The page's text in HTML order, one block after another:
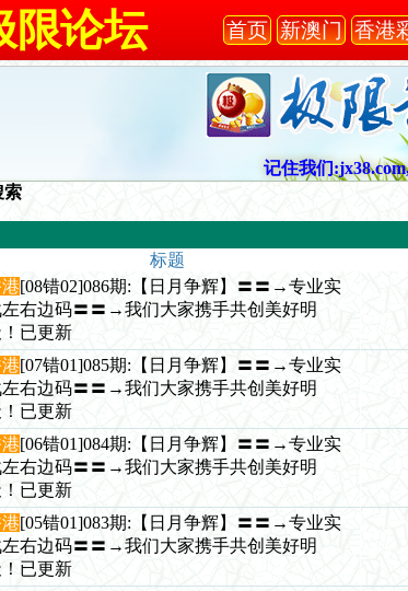
限论坛 首页 新澳门 香港
记住我们
索
标题
[08错02]086期:【日月争辉】〓〓→专业实
右边码〓〓→我们大家携手共创美好明
已更新
[07错01]085期:【日月争辉】〓〓→专业实
右边码〓〓→我们大家携手共创美好明
已更新
[06错01]084期:【日月争辉】〓〓→专业实
右边码〓〓→我们大家携手共创美好明
已更新
[05错01]083期:【日月争辉】〓〓→专业实
右边码〓〓→我们大家携手共创美好明
已更新